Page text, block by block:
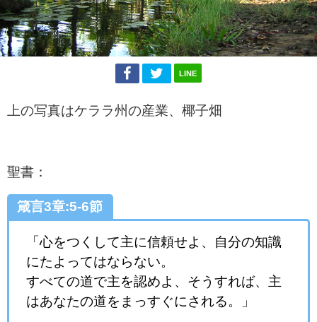
LINE
上の写真はケララ州の産業、椰子畑
聖書：
箴言3章:5-6節
「心をつくして主に信頼せよ、自分の知識
にたよってはならない。
すべての道で主を認めよ、そうすれば、主
はあなたの道をまっすぐにされる。」